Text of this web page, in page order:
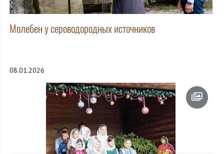
Молебен у сероводородных источников
08.01.2026